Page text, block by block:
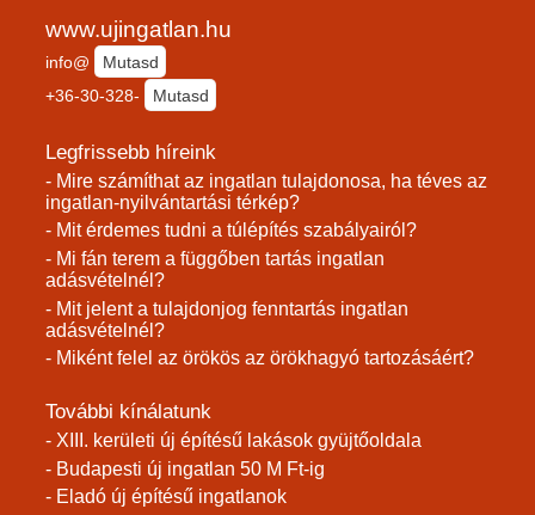
www.ujingatlan.hu
info@
Mutasd
+36-30-328-
Mutasd
Legfrissebb híreink
- Mire számíthat az ingatlan tulajdonosa, ha téves az
ingatlan-nyilvántartási térkép?
- Mit érdemes tudni a túlépítés szabályairól?
- Mi fán terem a függőben tartás ingatlan
adásvételnél?
- Mit jelent a tulajdonjog fenntartás ingatlan
adásvételnél?
- Miként felel az örökös az örökhagyó tartozásáért?
További kínálatunk
- XIII. kerületi új építésű lakások gyüjtőoldala
- Budapesti új ingatlan 50 M Ft-ig
- Eladó új építésű ingatlanok